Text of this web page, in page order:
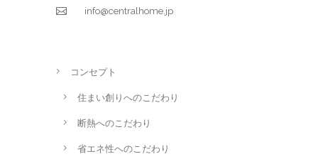
info@centralhome.jp
コンセプト
住まい創りへのこだわり
断熱へのこだわり
省エネ性へのこだわり